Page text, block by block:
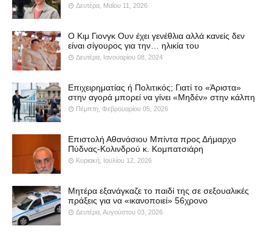
Δευτέρα, Μαΐου 11, 2026
Ο Κιμ Γιονγκ Ουν έχει γενέθλια αλλά κανείς δεν
είναι σίγουρος για την… ηλικία του
Δευτέρα, Ιανουαρίου 08, 2024
Επιχειρηματίας ή Πολιτικός; Γιατί το «Άριστα»
στην αγορά μπορεί να γίνει «Μηδέν» στην κάλπη
Πέμπτη, Φεβρουαρίου 05, 2026
Επιστολή Αθανάσιου Μπίντα προς Δήμαρχο
Πύδνας-Κολινδρού κ. Κομπατσιάρη
Κυριακή, Ιουλίου 12, 2026
Μητέρα εξανάγκαζε το παιδί της σε σεξουαλικές
πράξεις για να «ικανοποιεί» 56χρονο
Δευτέρα, Αυγούστου 03, 2026